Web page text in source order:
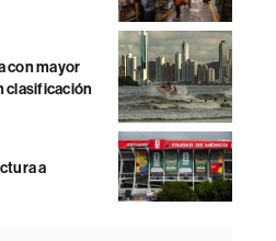
con mayor
clasificación
a